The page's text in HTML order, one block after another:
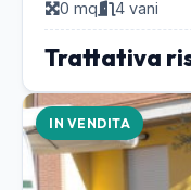
0 mq
4 vani
Trattativa
IN VENDITA